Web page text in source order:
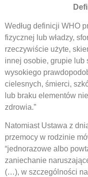
Według definicji WHO
fizycznej lub władzy,
rzeczywiście użyte,
innej osobie, grupie lub
wysokiego
cielesnych, śmierci,
lub braku elementów
zdrowia.”
Natomiast Ustawa z
przemocy w rodzinie
“jednorazowe albo
zaniechanie
(…), w szczególności